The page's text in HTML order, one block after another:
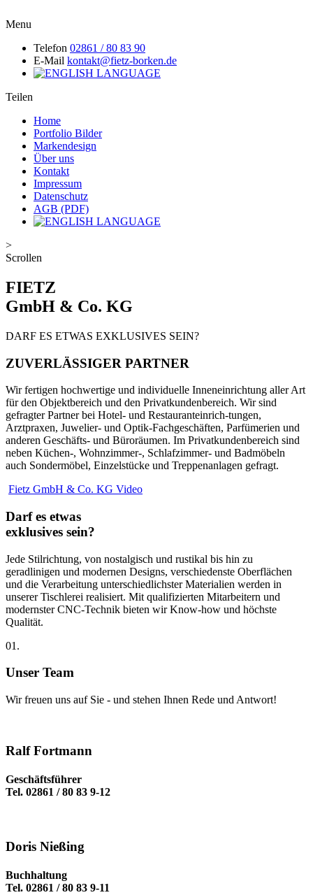
Menu
Telefon 02861 / 80 83 90
E-Mail kontakt@fietz-borken.de
Teilen
Home
Portfolio Bilder
Markendesign
Über uns
Kontakt
Impressum
Datenschutz
AGB (PDF)
>
Scrollen
FIETZ
GmbH & Co. KG
DARF ES ETWAS EXKLUSIVES SEIN?
ZUVERLÄSSIGER PARTNER
Wir fertigen hochwertige und individuelle Inneneinrichtung aller Art
für den Objektbereich und den Privatkundenbereich. Wir sind
gefragter Partner bei Hotel- und Restauranteinrich-tungen,
Arztpraxen, Juwelier- und Optik-Fachgeschäften, Parfümerien und
anderen Geschäfts- und Büroräumen. Im Privatkundenbereich sind
neben Küchen-, Wohnzimmer-, Schlafzimmer- und Badmöbeln
auch Sondermöbel, Einzelstücke und Treppenanlagen gefragt.
Fietz GmbH & Co. KG Video
Darf es etwas
exklusives sein?
Jede Stilrichtung, von nostalgisch und rustikal bis hin zu
geradlinigen und modernen Designs, verschiedenste Oberflächen
und die Verarbeitung unterschiedlichster Materialien werden in
unserer Tischlerei realisiert. Mit qualifizierten Mitarbeitern und
modernster CNC-Technik bieten wir Know-how und höchste
Qualität.
01.
Unser Team
Wir freuen uns auf Sie - und stehen Ihnen Rede und Antwort!
Ralf Fortmann
Geschäftsführer
Tel. 02861 / 80 83 9-12
Doris Nießing
Buchhaltung
Tel. 02861 / 80 83 9-11